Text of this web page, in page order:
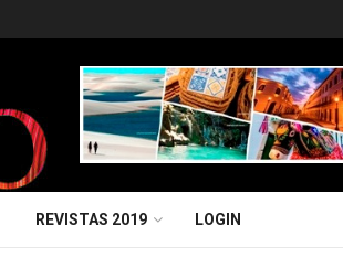
REVISTAS 2019 LOGIN